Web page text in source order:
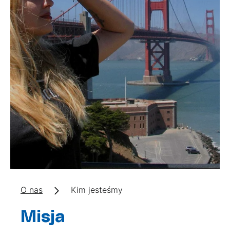
O nas Kim jesteśmy
Misja